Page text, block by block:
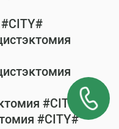
#CITY#
#CITY#